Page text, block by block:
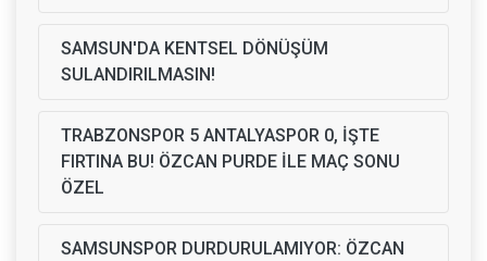
SAMSUN'DA KENTSEL DÖNÜŞÜM
SULANDIRILMASIN!
TRABZONSPOR 5 ANTALYASPOR 0, İŞTE
FIRTINA BU! ÖZCAN PURDE İLE MAÇ SONU
ÖZEL
SAMSUNSPOR DURDURULAMIYOR: ÖZCAN